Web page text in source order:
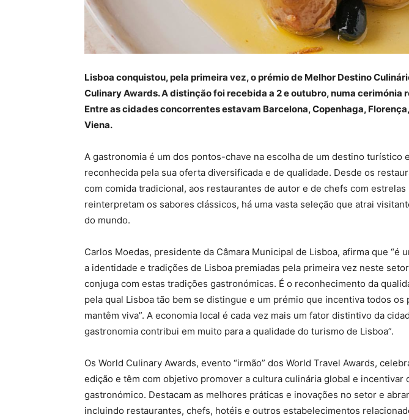
Lisboa conquistou, pela primeira vez, o prémio de Melhor Destino
Culinary Awards. A distinção foi recebida a 2 e outubro, numa cerimónia
Entre as cidades concorrentes estavam Barcelona, Copenhaga,
Viena.
A gastronomia é um dos pontos-chave na escolha de um destino turístico
reconhecida pela sua oferta diversificada e de qualidade. Desde os
com comida tradicional, aos restaurantes de autor e de chefs com
reinterpretam os sabores clássicos, há uma vasta seleção que atrai
do mundo.
Carlos Moedas, presidente da Câmara Municipal de Lisboa, afirma que “é
a identidade e tradições de Lisboa premiadas pela primeira vez neste
conjuga com estas tradições gastronómicas. É o reconhecimento da
pela qual Lisboa tão bem se distingue e um prémio que incentiva todos os
mantêm viva”. A economia local é cada vez mais um fator distintivo da
gastronomia contribui em muito para a qualidade do turismo de Lisboa”.
Os World Culinary Awards, evento “irmão” dos World Travel Awards,
edição e têm com objetivo promover a cultura culinária global e incentivar
gastronómico. Destacam as melhores práticas e inovações no setor e
incluindo restaurantes, chefs, hotéis e outros estabelecimentos